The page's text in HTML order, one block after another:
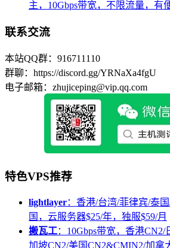
主，10Gbps带宽，不限流量，有
联系交流
本站QQ群：916711110
群聊：https://discord.gg/YRNaXa4fgU
电子邮箱：zhujiceping@vip.qq.com
特色VPS推荐
lightlayer：香港/台湾/菲律宾/泰
国，云服务器$25/年，独服$59/月
搬瓦工：10Gbps带宽，香港
加坡CN2/美国CN2&CMIN2/加拿